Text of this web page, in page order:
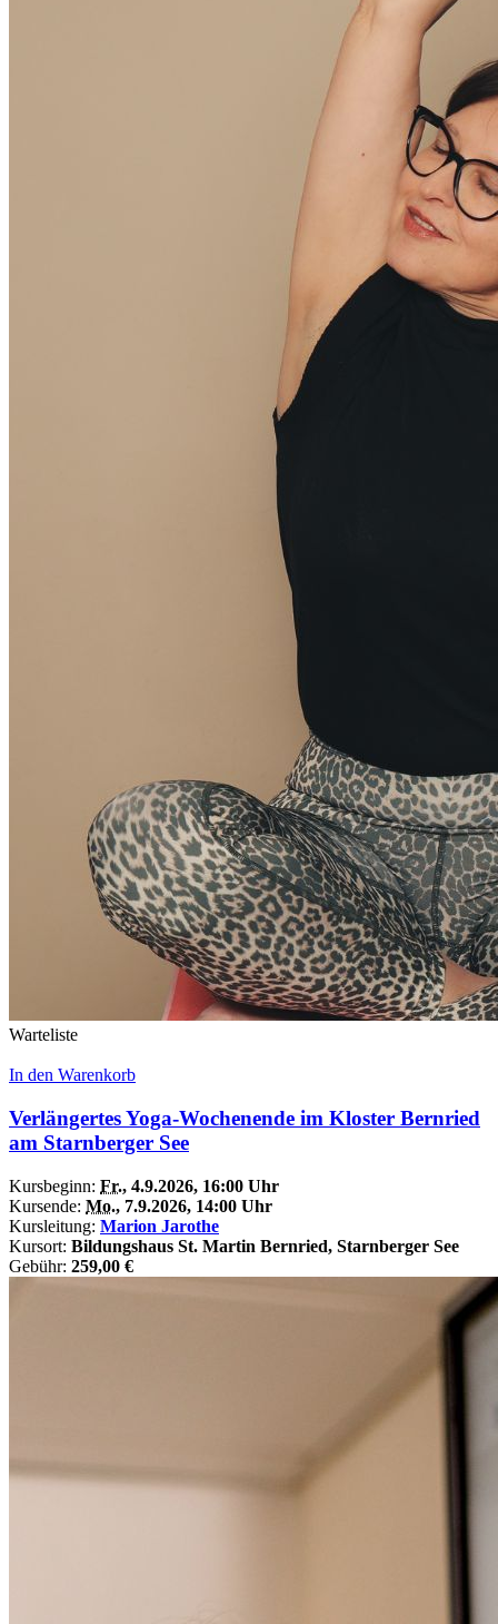
Warteliste
In den Warenkorb
Verlängertes Yoga-Wochenende im Kloster Bernried
am Starnberger See
Kursbeginn: Fr., 4.9.2026, 16:00 Uhr
Kursende: Mo., 7.9.2026, 14:00 Uhr
Kursleitung: Marion Jarothe
Kursort: Bildungshaus St. Martin Bernried, Starnberger See
Gebühr: 259,00 €